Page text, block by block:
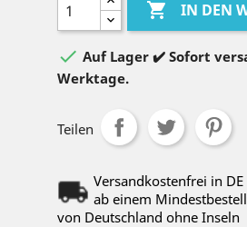
 IN DEN
 Auf Lager ✔️ Sofort
Werktage.
Teilen
Versandkostenfrei in DE
ab einem
von Deutschland ohne Inseln